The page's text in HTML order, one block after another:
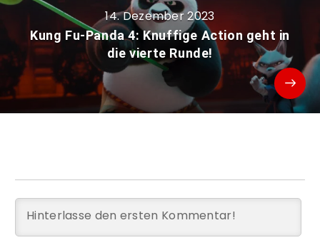
14. Dezember 2023
Kung Fu-Panda 4: Knuffige Action geht in
die vierte Runde!